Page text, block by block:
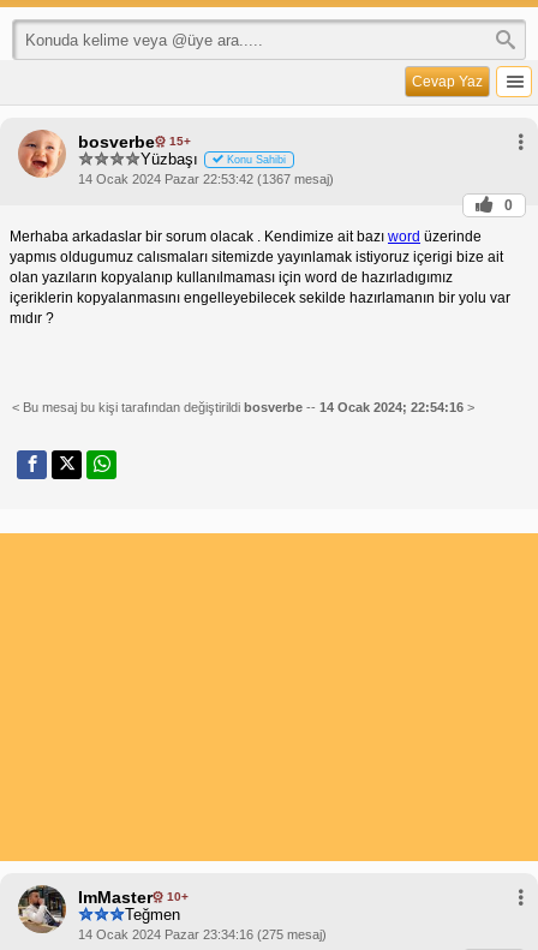
Cevap Yaz
bosverbe 15+
Yüzbaşı Konu Sahibi
14 Ocak 2024 Pazar 22:53:42 (1367 mesaj)
0
Merhaba arkadaslar bir sorum olacak . Kendimize ait bazı word üzerinde
yapmıs oldugumuz calısmaları sitemizde yayınlamak istiyoruz içerigi bize ait
olan yazıların kopyalanıp kullanılmaması için word de hazırladıgımız
içeriklerin kopyalanmasını engelleyebilecek sekilde hazırlamanın bir yolu var
mıdır ?
< Bu mesaj bu kişi tarafından değiştirildi bosverbe -- 14 Ocak 2024; 22:54:16 >
ImMaster 10+
Teğmen
14 Ocak 2024 Pazar 23:34:16 (275 mesaj)